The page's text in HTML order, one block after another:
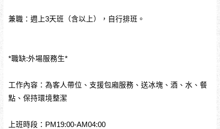
兼職：週上3天班（含以上），自行排班。
*職缺:外場服務生*
工作內容：為客人帶位、支援包廂服務、送冰塊、酒、水、餐
點、保持環境整潔
上班時段：PM19:00-AM04:00